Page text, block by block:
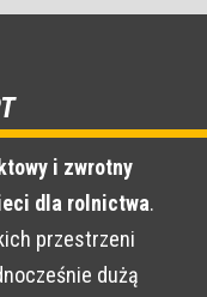
i zwrotny
dla rolnictwa.
przestrzeni
dużą